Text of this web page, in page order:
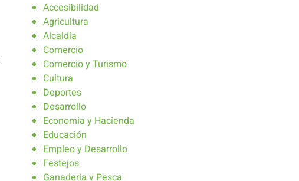
Accesibilidad
Agricultura
Alcaldía
Comercio
Comercio y Turismo
Cultura
Deportes
Desarrollo
Economia y Hacienda
Educación
Empleo y Desarrollo
Festejos
Ganaderia y Pesca